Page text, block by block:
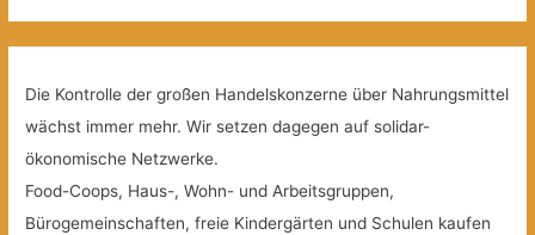
Die Kontrolle der großen Handelskonzerne über Nahrungsmittel
wächst immer mehr. Wir setzen dagegen auf solidar-
ökonomische Netzwerke.
Food-Coops, Haus-, Wohn- und Arbeitsgruppen,
Bürogemeinschaften, freie Kindergärten und Schulen kaufen